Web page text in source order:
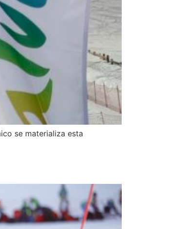
se materializa esta